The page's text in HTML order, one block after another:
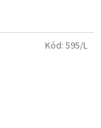
Kód: 595/L